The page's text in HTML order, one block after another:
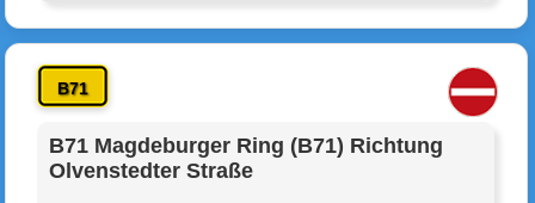
B71
B71 Magdeburger Ring (B71) Richtung
Olvenstedter Straße